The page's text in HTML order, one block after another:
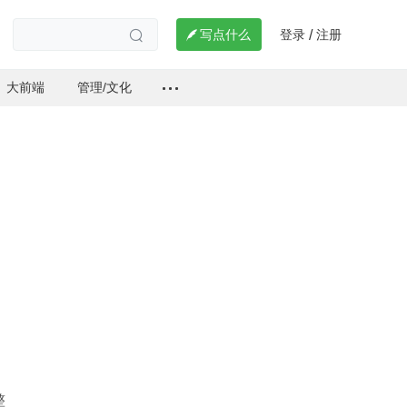
  写点什么 登录 / 注册
大前端 管理/文化